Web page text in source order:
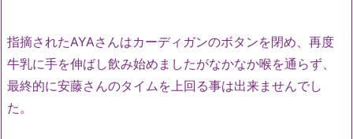
指摘されたAYAさんはカーディガンのボタンを閉め、再度
牛乳に手を伸ばし飲み始めましたがなかなか喉を通らず、
最終的に安藤さんのタイムを上回る事は出来ませんでし
た。